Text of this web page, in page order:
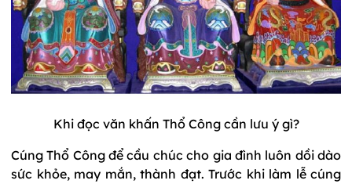
Khi đọc văn khấn Thổ Công cần lưu ý gì?
Cúng Thổ Công để cầu chúc cho gia đình luôn dồi dào
sức khỏe, may mắn, thành đạt. Trước khi làm lễ cúng